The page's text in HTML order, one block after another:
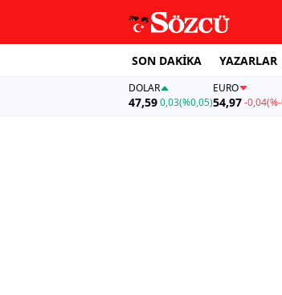
SON DAKİKA YAZARLAR
DOLAR
47,590,03(%0,05)
EURO
54,97 -0,04